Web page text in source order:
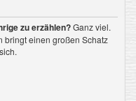
zu erzählen?Ganz viel.
bringt einen großen Schatz